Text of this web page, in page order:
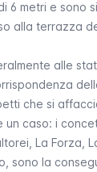
6 metri e sono
alla terrazza
alle
che si
un caso: i
La Forza,
sono la